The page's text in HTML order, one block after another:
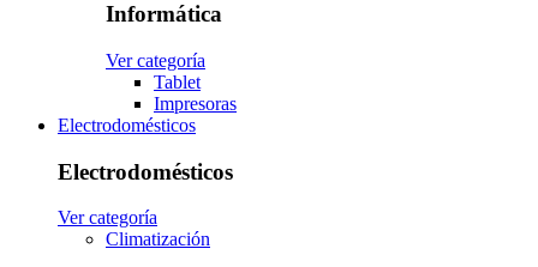
Informática
Ver categoría
Tablet
Impresoras
Electrodomésticos
Electrodomésticos
Ver categoría
Climatización